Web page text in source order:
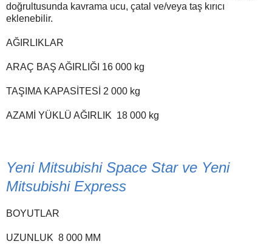
doğrultusunda kavrama ucu, çatal ve/veya taş kırıcı
eklenebilir.
AĞIRLIKLAR
ARAÇ BAŞ AĞIRLIĞI 16 000 kg
TAŞIMA KAPASİTESİ 2 000 kg
AZAMİ YÜKLÜ AĞIRLIK 18 000 kg
Yeni Mitsubishi Space Star ve Yeni
Mitsubishi Express
BOYUTLAR
UZUNLUK 8 000 MM